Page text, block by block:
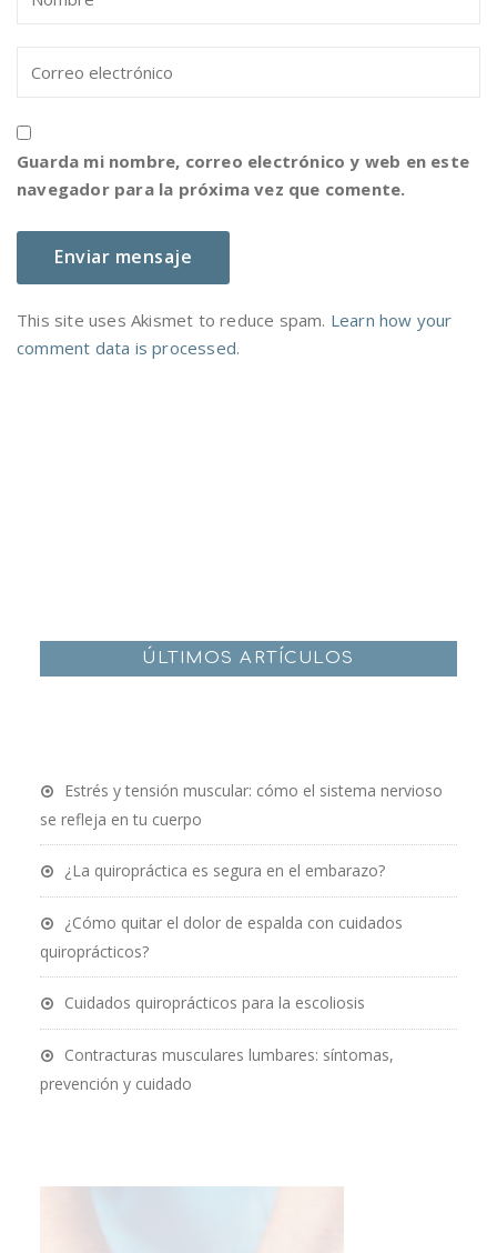
Guarda mi nombre, correo electrónico y web en este
navegador para la próxima vez que comente.
This site uses Akismet to reduce spam. Learn how your
comment data is processed.
ÚLTIMOS ARTÍCULOS
Estrés y tensión muscular: cómo el sistema nervioso
se refleja en tu cuerpo
¿La quiropráctica es segura en el embarazo?
¿Cómo quitar el dolor de espalda con cuidados
quiroprácticos?
Cuidados quiroprácticos para la escoliosis
Contracturas musculares lumbares: síntomas,
prevención y cuidado